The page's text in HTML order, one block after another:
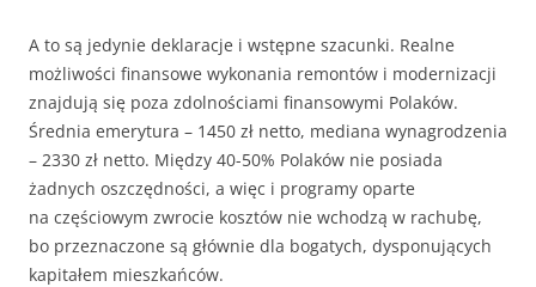
A to są jedynie deklaracje i wstępne szacunki. Realne
możliwości finansowe wykonania remontów i modernizacji
znajdują się poza zdolnościami finansowymi Polaków.
Średnia emerytura – 1450 zł netto, mediana wynagrodzenia
– 2330 zł netto. Między 40-50% Polaków nie posiada
żadnych oszczędności, a więc i programy oparte
na częściowym zwrocie kosztów nie wchodzą w rachubę,
bo przeznaczone są głównie dla bogatych, dysponujących
kapitałem mieszkańców.